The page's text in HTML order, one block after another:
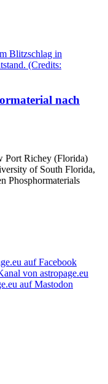
nach
Port Richey (Florida)
of South Florida,
Phosphormaterials